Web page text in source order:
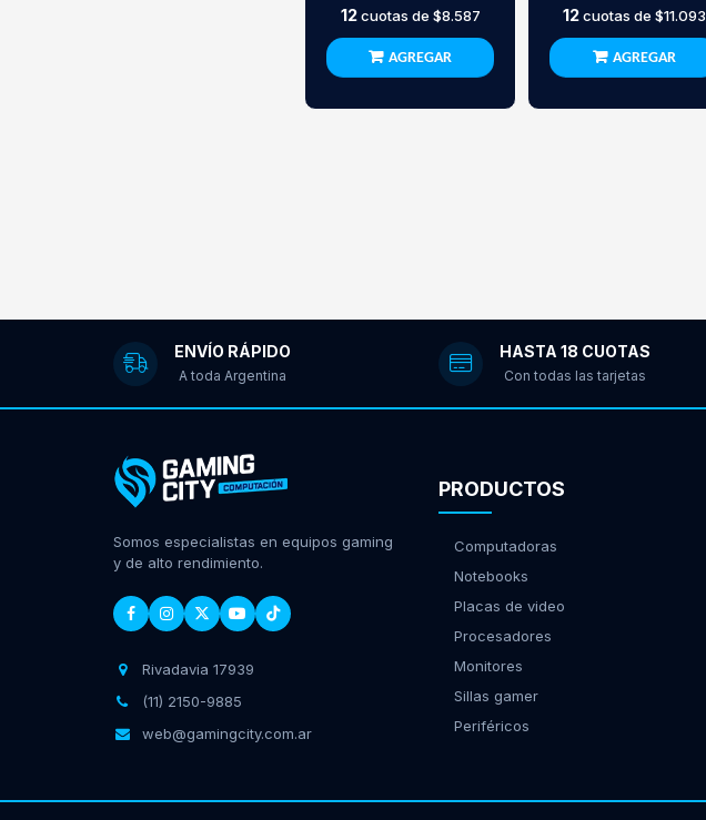
12cuotas de $8.587
AGREGAR
12cuotas de $11.093
AGREGAR
ENVÍO RÁPIDO
A toda Argentina
HASTA 18 CUOTAS
Con todas las tarjetas
Somos especialistas en equipos gaming
y de alto rendimiento.
Rivadavia 17939
(11) 2150-9885
web@gamingcity.com.ar
PRODUCTOS
Computadoras
Notebooks
Placas de video
Procesadores
Monitores
Sillas gamer
Periféricos